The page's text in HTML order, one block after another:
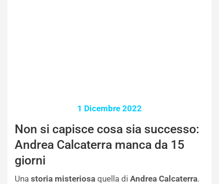
1 Dicembre 2022
Non si capisce cosa sia successo:
Andrea Calcaterra manca da 15
giorni
Una storia misteriosa quella di Andrea Calcaterra.